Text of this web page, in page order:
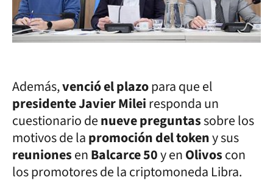
Además,venció el plazopara que el
presidente Javier Mileiresponda un
cuestionario denueve preguntassobre los
motivos de lapromoción del tokeny sus
reunionesenBalcarce 50y enOlivoscon
los promotores de la criptomoneda Libra.